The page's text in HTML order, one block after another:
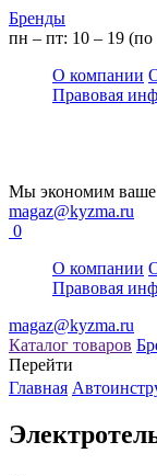
Бренды
пн – пт: 10 – 19
О компании
Правовая
Мы экономим ваше
magaz@kyzma.ru
0
О компании
Правовая
magaz@kyzma.ru
Каталог товаров
Перейти
Главная